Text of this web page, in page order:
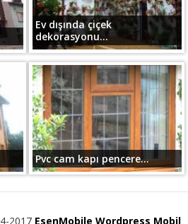
Ev dışında çiçek
dekorasyonu...
Pvc cam kapı pencere...
2017 EsenMobile Wordpress Mobil